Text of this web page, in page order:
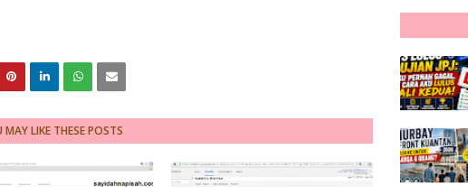
MAY LIKE THESE POSTS